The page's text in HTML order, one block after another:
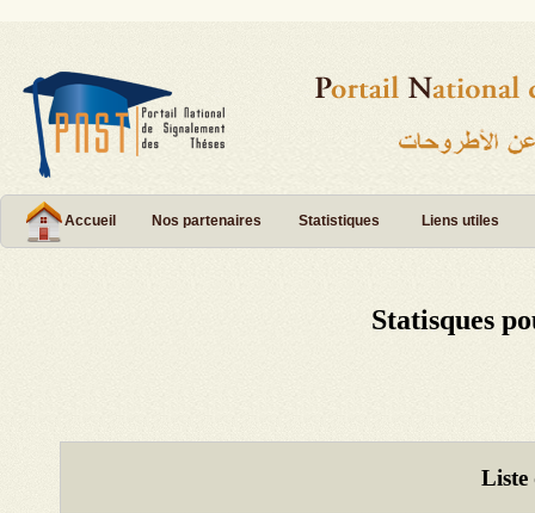
Accueil Nos partenaires Statistiques Liens utiles
Statisques
Liste